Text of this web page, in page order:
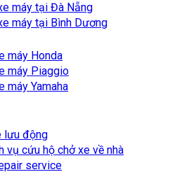
máy tại Đà Nẵng
máy tại Bình Dương
máy Honda
máy Piaggio
máy Yamaha
lưu động
vụ cứu hộ chở xe về nhà
service